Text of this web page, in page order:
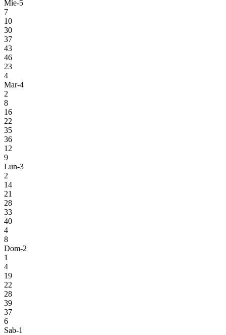
Mie-5
7
10
30
37
43
46
23
4
Mar-4
2
8
16
22
35
36
12
9
Lun-3
2
14
21
28
33
40
4
8
Dom-2
1
4
19
22
28
39
37
6
Sab-1